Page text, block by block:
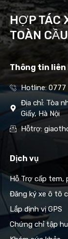
HỢP TÁC
TOÀN CẦU
Thông tin liên
Hotline: 0777
Địa chỉ: Tòa
Giấy, Hà Nội
Hỗtrợ:
Dịch vụ
Hỗ Trợ cấp tem,
Đăng ký xe ô tô
Lắp định vị GPS
Chứng chỉ tập